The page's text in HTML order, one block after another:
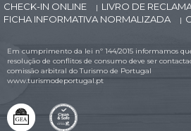
CHECK-IN ONLINE | LIVRO DE
FICHA INFORMATIVA NORMALIZADA |
Em cumprimento da lei nº 144/2015 informamos
resolução de conflitos de consumo deve ser
comissão arbitral do Turismo de Portugal
www.turismodeportugal.pt